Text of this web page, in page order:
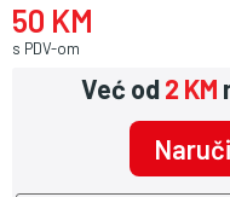
50 KM
s PDV-om
Već od2 KM